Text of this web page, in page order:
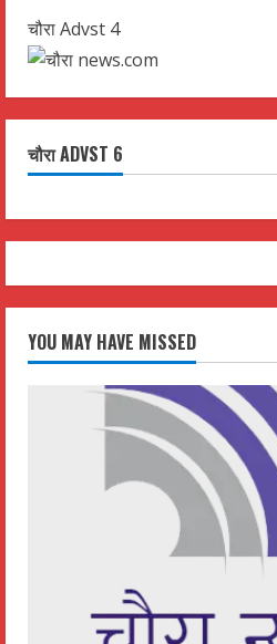
चौरा Advst 4
चौरा ADVST 6
YOU MAY HAVE MISSED